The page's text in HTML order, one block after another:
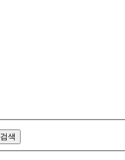
검색